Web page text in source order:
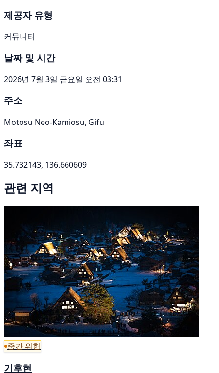
제공자 유형
커뮤니티
날짜 및 시간
2026년 7월 3일 금요일 오전 03:31
주소
Motosu Neo-Kamiosu, Gifu
좌표
35.732143, 136.660609
관련 지역
중간 위험
기후현